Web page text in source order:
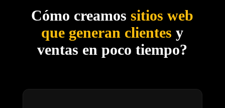
Cómo creamos sitios web
que generan clientes y
ventas en poco tiempo?